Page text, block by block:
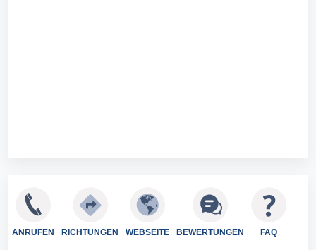
ANRUFEN RICHTUNGEN WEBSEITE BEWERTUNGEN FAQ